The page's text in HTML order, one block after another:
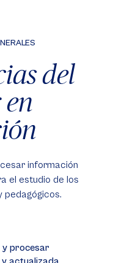
del
información
el estudio de los
pedagógicos.
procesar